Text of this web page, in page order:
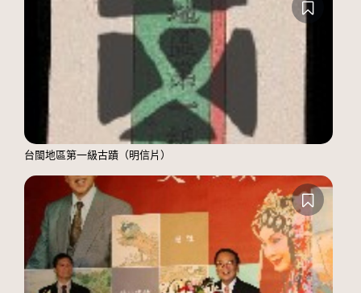
台閩地區第一級古蹟（明信片）